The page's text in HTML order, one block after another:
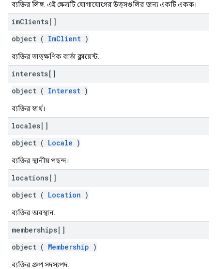
ব্যক্তির লিঙ্গ. এই ক্ষেত্রটি যোগাযোগের উত্সগুলির জন্য একটি একক।
imClients[]
object ( ImClient )
ব্যক্তির তাত্ক্ষণিক বার্তা ক্লায়েন্ট.
interests[]
object ( Interest )
ব্যক্তির স্বার্থ।
locales[]
object ( Locale )
ব্যক্তির স্থানীয় পছন্দ।
locations[]
object ( Location )
ব্যক্তির অবস্থান.
memberships[]
object ( Membership )
ব্যক্তির গ্রুপ সদস্যপদ.